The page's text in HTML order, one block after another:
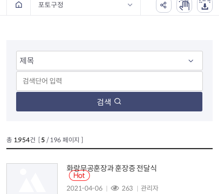
포토구정
검색
총 1,954건 [ 5 / 196 페이지 ]
화랑무공훈장과 훈장증 전달식
2021-04-06 263 관리자